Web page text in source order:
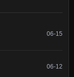
06-15
06-12